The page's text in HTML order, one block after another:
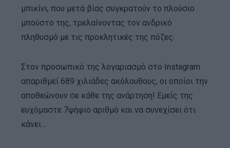
μπικίνι, που μετά βίας συγκρατούν το πλούσιο
μπούστο της, τρελαίνοντας τον ανδρικό
πληθυσμό με τις προκλητικές της πόζες.
Στον προσωπικό της λογαριασμό στο Instagram
απαριθμεί 689 χιλιάδες ακόλουθους, οι οποίοι την
αποθεώνουν σε κάθε της ανάρτηση! Εμείς της
ευχόμαστε 7ψήφιο αριθμό και να συνεχίσει ότι
κάνει…